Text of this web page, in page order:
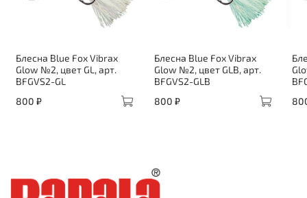
Блесна Blue Fox Vibrax
Glow №2, цвет GL, арт.
BFGVS2-GL
800 ₽
Блесна Blue Fox Vibrax
Glow №2, цвет GLB, арт.
BFGVS2-GLB
800 ₽